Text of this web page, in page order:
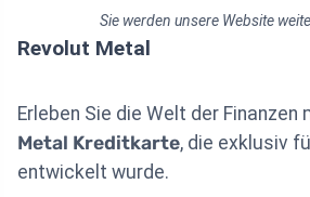
Sie werden unsere Website
Revolut Metal
Erleben Sie die Welt der Finanzen
Metal Kreditkarte, die exklusiv
entwickelt wurde.